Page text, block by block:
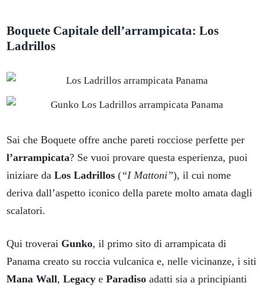
Boquete Capitale dell’arrampicata: Los
Ladrillos
Sai che Boquete offre anche pareti rocciose perfette per
l’arrampicata? Se vuoi provare questa esperienza, puoi
iniziare da Los Ladrillos (“I Mattoni”), il cui nome
deriva dall’aspetto iconico della parete molto amata dagli
scalatori.
Qui troverai Gunko, il primo sito di arrampicata di
Panama creato su roccia vulcanica e, nelle vicinanze, i siti
Mana Wall, Legacy e Paradiso adatti sia a principianti